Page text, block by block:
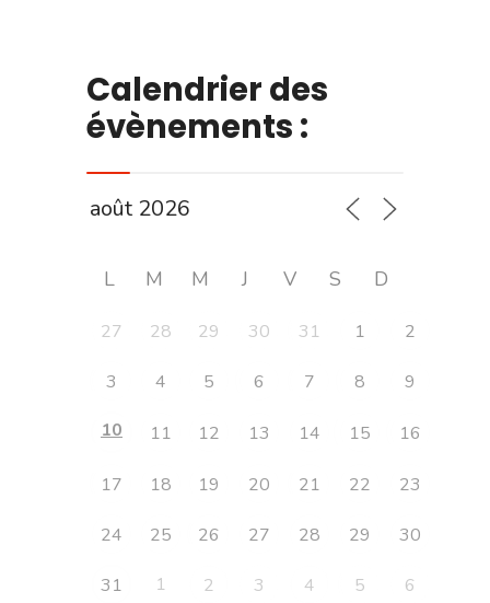
Calendrier des
évènements :
L M M J V S D
27 28 29 30 31 1 2
3 4 5 6 7 8
9
10
11 12 13 14 15 16
17 18 19 20 21 22 23
24 25 26 27 28 29 30
31 1 2 3 4 5 6